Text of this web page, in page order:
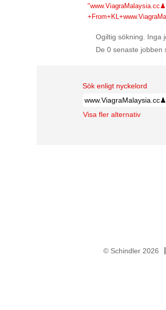
Ogiltig sökning. Inga
De 0 senaste jobben
Sök enligt nyckelord
Visa fler alternativ
© Schindler 2026